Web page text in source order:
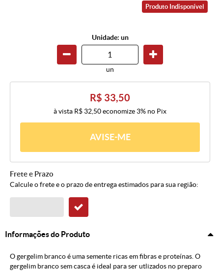
Produto Indisponível
Unidade: un
un
R$ 33,50
à vista R$ 32,50economize 3% no Pix
AVISE-ME
Frete e Prazo
Calcule o frete e o prazo de entrega estimados para sua região:
Informações do Produto
O gergelim branco é uma semente ricas em fibras e proteínas. O
gergelim branco sem casca é ideal para ser utlizados no preparo